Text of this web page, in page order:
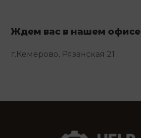
Ждем вас в нашем офисе
г.Кемерово, Рязанская 21